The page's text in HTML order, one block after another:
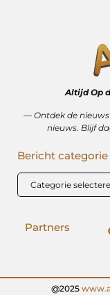
Altijd Op
–– Ontdek de
nieuws. Blijf
Bericht categorie
Partners
@2025